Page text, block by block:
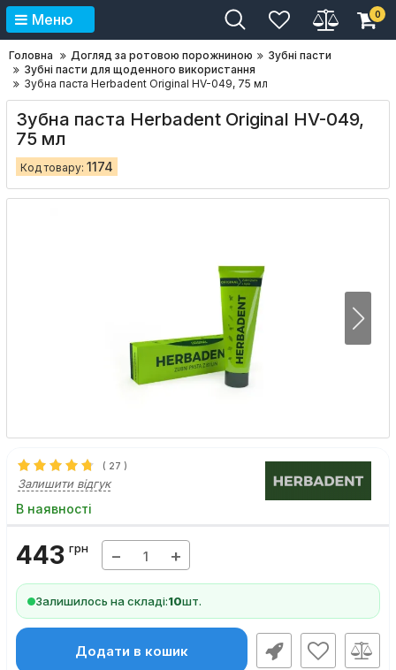
Меню 0
Головна Догляд за ротовою порожниною
Зубні пасти
Зубні пасти для щоденного використання
Зубна паста Herbadent Original HV-049, 75 мл
Зубна паста Herbadent Original HV-049,
75 мл
Код товару: 1174
( 27 )
Залишити відгук
В наявності
443 грн − +
Залишилось на складі:10шт.
Додати в кошик